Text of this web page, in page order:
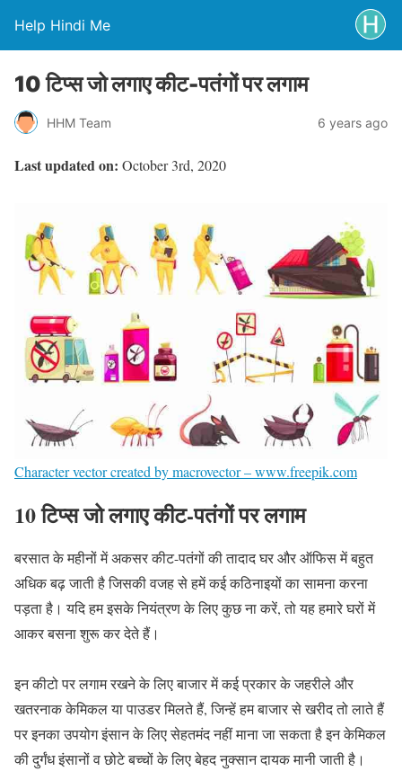
Help Hindi Me
10 टिप्स जो लगाए कीट-पतंगों पर लगाम
HHM Team 6 years ago
Last updated on: October 3rd, 2020
Character vector created by macrovector – www.freepik.com
10 टिप्स जो लगाए कीट-पतंगों पर लगाम
बरसात के महीनों में अकसर कीट-पतंगों की तादाद घर और ऑफिस में बहुत
अधिक बढ़ जाती है जिसकी वजह से हमें कई कठिनाइयों का सामना करना
पड़ता है। यदि हम इसके नियंत्रण के लिए कुछ ना करें, तो यह हमारे घरों में
आकर बसना शुरू कर देते हैं।
इन कीटो पर लगाम रखने के लिए बाजार में कई प्रकार के जहरीले और
खतरनाक केमिकल या पाउडर मिलते हैं, जिन्हें हम बाजार से खरीद तो लाते हैं
पर इनका उपयोग इंसान के लिए सेहतमंद नहीं माना जा सकता है इन केमिकल
की दुर्गंध इंसानों व छोटे बच्चों के लिए बेहद नुक्सान दायक मानी जाती है।